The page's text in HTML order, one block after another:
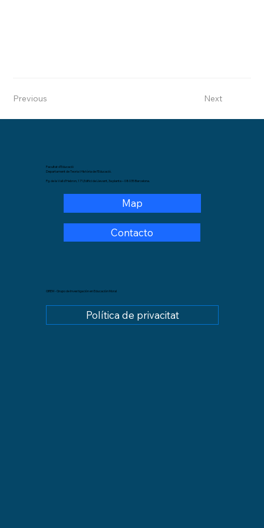
Previous Next
GREM - Grupo de Investigación en Educación Moral
Política de privacitat
Facultat d’Educació
Departament de Teoria i Història de l’Educació.
Pg. de la Vall d’Hebron, 171,Edifici de Llevant, 3a planta – 08035 Barcelona.
Map
Contacto